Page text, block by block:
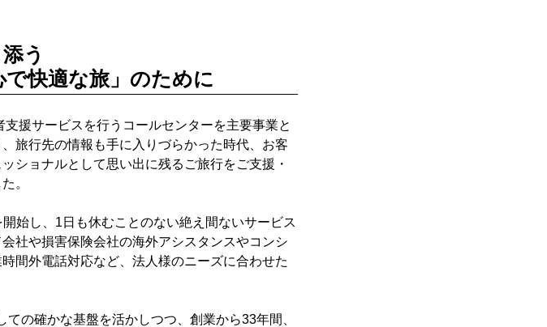
う
で快適な旅」のために
援サービスを行うコールセンターを主要事業と
旅行先の情報も手に入りづらかった時代、お客
ショナルとして思い出に残るご旅行をご支援・
。
始し、1日も休むことのない絶え間ないサービス
社や損害保険会社の海外アシスタンスやコンシ
間外電話対応など、法人様のニーズに合わせた
の確かな基盤を活かしつつ、創業から33年間、